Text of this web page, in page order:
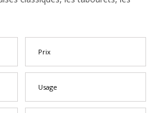
et les bancs qui accueillent
dès 45 € pour équiper aussi bien
cuisine ouverte avec bar.
à la hauteur de votre
et à votre façon de l'utiliser au
Prix
Usage